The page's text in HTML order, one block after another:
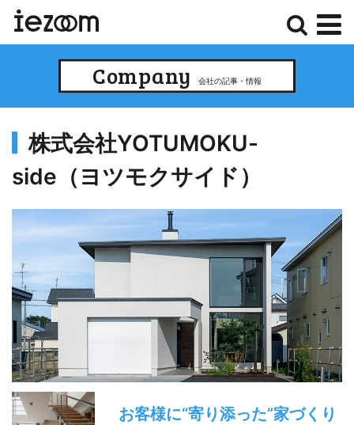
ュ
Company 会社の記事・情報
株式会社YOTUMOKU-
side（ヨツモクサイド）
お客様に“寄り添った”家づくり